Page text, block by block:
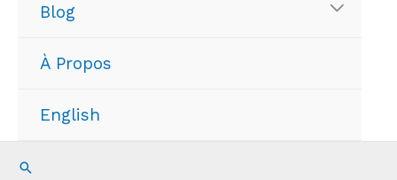
Blog
À Propos
English
Recherche